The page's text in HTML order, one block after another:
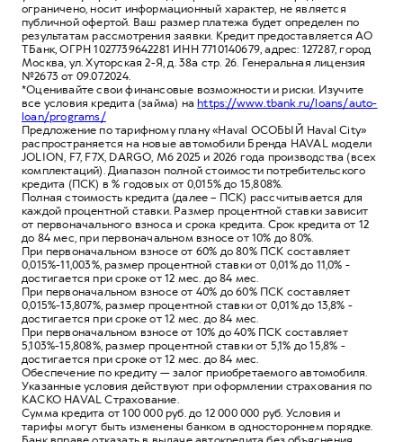
ограничено, носит информационный характер, не является
публичной офертой. Ваш размер платежа будет определен по
результатам рассмотрения заявки. Кредит предоставляется АО
ТБанк, ОГРН 1027739642281 ИНН 7710140679, адрес: 127287, город
Москва, ул. Хуторская 2-Я, д. 38а стр. 26. Генеральная лицензия
№2673 от 09.07.2024.
*Оценивайте свои финансовые возможности и риски. Изучите
все условия кредита (займа) наhttps://www.tbank.ru/loans/auto-
loan/programs/
Предложение по тарифному плану «Haval ОСОБЫЙ Haval City»
распространяется на новые автомобили Бренда HAVAL модели
JOLION, F7, F7X, DARGO, M6 2025 и 2026 года производства (всех
комплектаций). Диапазон полной стоимости потребительского
кредита (ПСК) в % годовых от 0,015% до 15,808%.
Полная стоимость кредита (далее – ПСК) рассчитывается для
каждой процентной ставки. Размер процентной ставки зависит
от первоначального взноса и срока кредита. Срок кредита от 12
до 84 мес, при первоначальном взносе от 10% до 80%.
При первоначальном взносе от 60% до 80% ПСК составляет
0,015%-11,003%, размер процентной ставки от 0,01% до 11,0% -
достигается при сроке от 12 мес. до 84 мес.
При первоначальном взносе от 40% до 60% ПСК составляет
0,015%-13,807%, размер процентной ставки от 0,01% до 13,8% -
достигается при сроке от 12 мес. до 84 мес.
При первоначальном взносе от 10% до 40% ПСК составляет
5,103%-15,808%, размер процентной ставки от 5,1% до 15,8% -
достигается при сроке от 12 мес. до 84 мес.
Обеспечение по кредиту — залог приобретаемого автомобиля.
Указанные условия действуют при оформлении страхования по
КАСКО HAVAL Страхование.
Сумма кредита от 100 000 руб. до 12 000 000 руб. Условия и
тарифы могут быть изменены банком в одностороннем порядке.